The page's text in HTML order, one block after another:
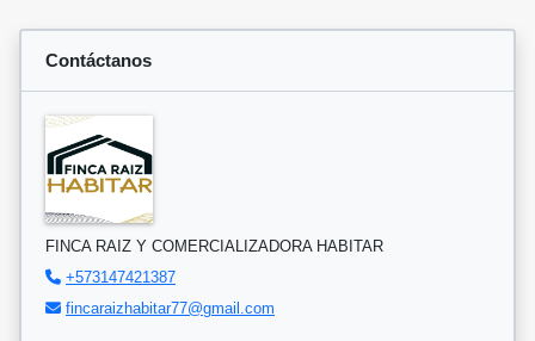
Contáctanos
FINCA RAIZ Y COMERCIALIZADORA HABITAR
+573147421387
fincaraizhabitar77@gmail.com